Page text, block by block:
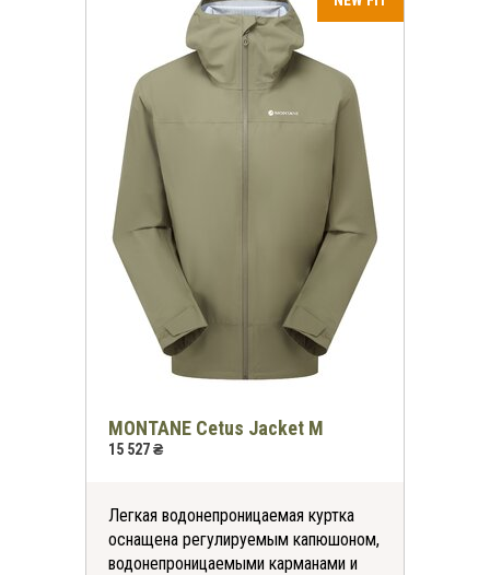
MONTANE Cetus Jacket M
15 527 ₴
Легкая водонепроницаемая куртка
оснащена регулируемым капюшоном,
водонепроницаемыми карманами и